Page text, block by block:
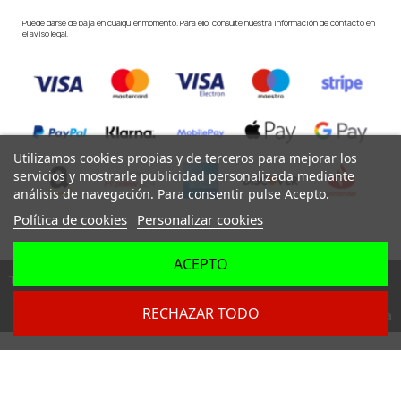
Puede darse de baja en cualquier momento. Para ello, consulte nuestra información de contacto en
el aviso legal.
Todos los derechos reservados ©
Dev. byDigital Agency Barcelona
Utilizamos cookies propias y de terceros para mejorar los
servicios y mostrarle publicidad personalizada mediante
análisis de navegación. Para consentir pulse Acepto.
Política de cookies Personalizar cookies
RECHAZAR TODO
ACEPTO